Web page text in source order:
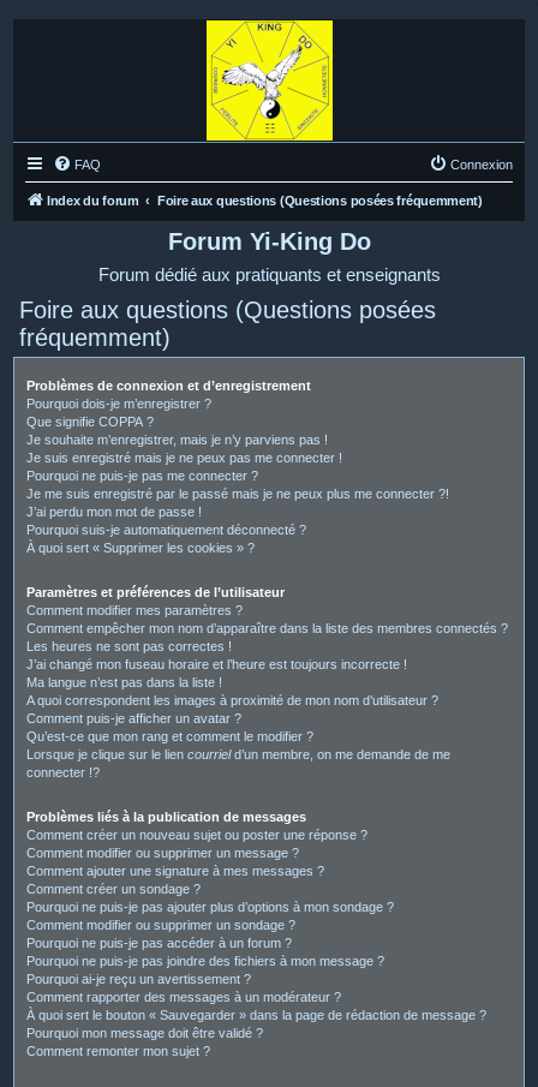
FAQ Connexion
Index du forum Foire aux questions (Questions posées fréquemment)
Forum Yi-King Do
Forum dédié aux pratiquants et enseignants
Foire aux questions (Questions posées
fréquemment)
Problèmes de connexion et d’enregistrement
Pourquoi dois-je m’enregistrer ?
Que signifie COPPA ?
Je souhaite m’enregistrer, mais je n’y parviens pas !
Je suis enregistré mais je ne peux pas me connecter !
Pourquoi ne puis-je pas me connecter ?
Je me suis enregistré par le passé mais je ne peux plus me connecter ?!
J’ai perdu mon mot de passe !
Pourquoi suis-je automatiquement déconnecté ?
À quoi sert « Supprimer les cookies » ?
Paramètres et préférences de l’utilisateur
Comment modifier mes paramètres ?
Comment empêcher mon nom d’apparaître dans la liste des membres connectés ?
Les heures ne sont pas correctes !
J’ai changé mon fuseau horaire et l’heure est toujours incorrecte !
Ma langue n’est pas dans la liste !
A quoi correspondent les images à proximité de mon nom d’utilisateur ?
Comment puis-je afficher un avatar ?
Qu’est-ce que mon rang et comment le modifier ?
Lorsque je clique sur le lien courrield’un membre, on me demande de me
connecter !?
Problèmes liés à la publication de messages
Comment créer un nouveau sujet ou poster une réponse ?
Comment modifier ou supprimer un message ?
Comment ajouter une signature à mes messages ?
Comment créer un sondage ?
Pourquoi ne puis-je pas ajouter plus d’options à mon sondage ?
Comment modifier ou supprimer un sondage ?
Pourquoi ne puis-je pas accéder à un forum ?
Pourquoi ne puis-je pas joindre des fichiers à mon message ?
Pourquoi ai-je reçu un avertissement ?
Comment rapporter des messages à un modérateur ?
À quoi sert le bouton « Sauvegarder » dans la page de rédaction de message ?
Pourquoi mon message doit être validé ?
Comment remonter mon sujet ?